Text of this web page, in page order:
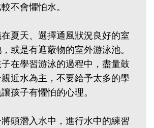
不會懼怕水。
夏天、選擇通風狀況良好的室
或是有遮蔽物的室外游泳池。
在學習游泳的過程中，盡量鼓
近水為主，不要給予太多的學
孩子有懼怕的心理。
頭潛入水中，進行水中的練習